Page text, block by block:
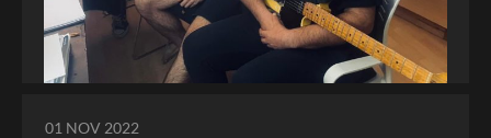
01 NOV 2022